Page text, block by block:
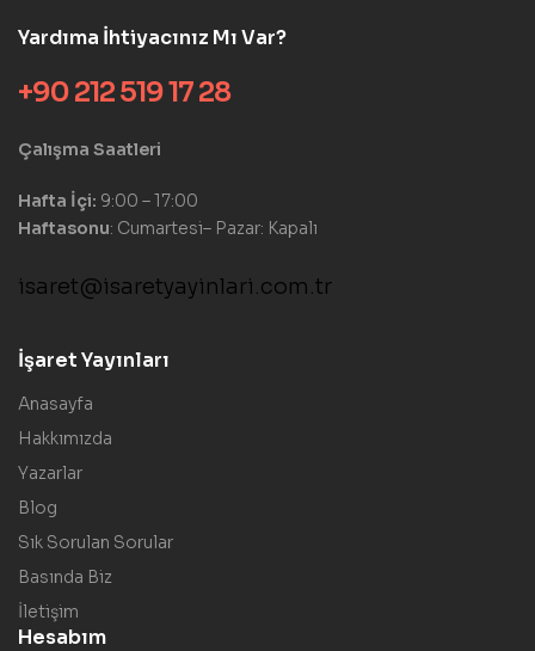
Yardıma İhtiyacınız Mı Var?
+90 212 519 17 28
Çalışma Saatleri
Hafta İçi: 9:00 – 17:00
Haftasonu: Cumartesi– Pazar: Kapalı
isaret@isaretyayinlari.com.tr
İşaret Yayınları
Anasayfa
Hakkımızda
Yazarlar
Blog
Sık Sorulan Sorular
Basında Biz
İletişim
Hesabım